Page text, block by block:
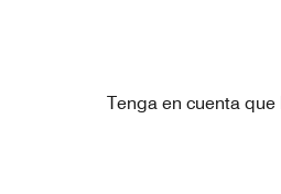
Tenga en cuenta